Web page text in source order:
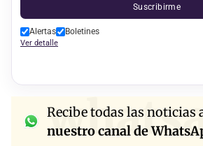
Suscribirme
Alertas Boletines
Ver detalle
Recibe todas las noticias
nuestro canal de